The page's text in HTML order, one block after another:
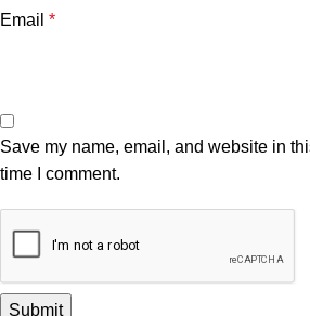
Email *
Save my name, email, and website in
time I comment.